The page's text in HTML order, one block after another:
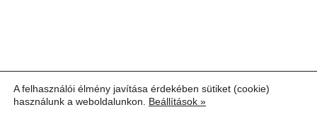
A felhasználói élmény javítása érdekében sütiket (cookie)
használunk a weboldalunkon. Beállítások »